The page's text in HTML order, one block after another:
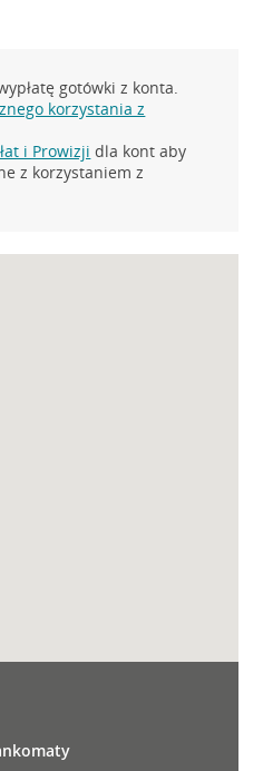
gotówki z konta.
korzystania z
i Prowizji dla kont aby
z korzystaniem z